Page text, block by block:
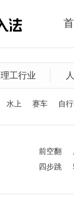
理工行业
水上 赛车 自
前空翻
四步跳